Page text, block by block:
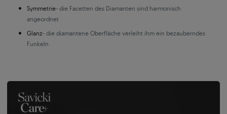
Symmetrie- die Facetten des Diamanten sind harmonisch
angeordnet
Glanz- die diamantene Oberfläche verleiht ihm ein bezauberndes
Funkeln